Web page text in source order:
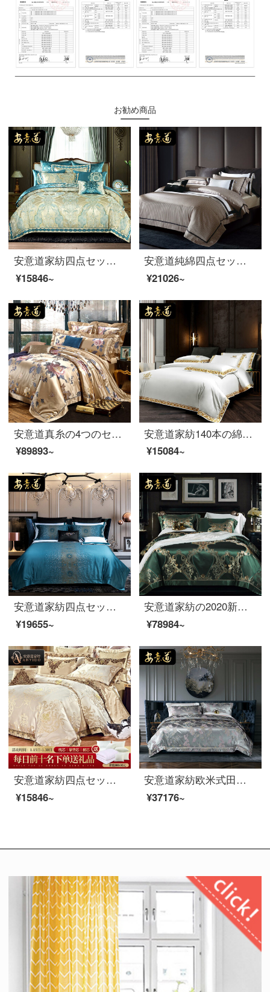
お勧め商品
安意道家紡四点セット純綿高精密貢サテン寝具豪華な欧風高級大花シーツ布団セットベッド用品セットMack華菲-翠緑色シーツ四点セット1.5 Mベッド
¥15846~
安意道純綿四点セット140本の綿綿の全綿の寝具ハイエンドの軽贅沢な現代シンプルな花エジプト綿シーツカバー釉薬セット1.8 M/2.0 Mベッド（220*240の芯に適合）
¥21026~
安意道真糸の4つのセットの重さのポンド100%の桑蚕糸布団セットを注文しました。ベッド笠裸寝シルクのシーツ布団セットの寝具セットは夢芳华のようです。
¥89893~
安意道家紡140本の綿の4つのセットの綿の純綿の寝具現代シンプルな風の古典的な純色のシーツの布団カバーの4つのセットのウィルホワイト-4つのカバーのシーツのタイプは2.0 Mベッドです。
¥15084~
安意道家紡四点セットの綿純綿140本の綿の豪華な色織のジャカード全綿高級別荘の寝具シーツカバーロイヤルジル(青)-四点セットの1.8メートルベッド(220*240芯に適合)
¥19655~
安意道家紡の2020新型は桑蚕糸の重さを100%発売します。34 mのシルクの4点セットの欧風豪華別荘の寝具1.8 m-2 mベッドのきらきら光る星明かり-34 m 1.8 mベッド
¥78984~
安意道家紡四点セットベッド用品欧式ハイエンドベッド用品高精高密貢服飾布団カバー別荘見本板間多点セット伊人ファッションシーツ様式四点セット1.5 mベッド（200*230芯に適合）
¥15846~
安意道家紡欧米式田園花卉色織花真糸四点セットのシーツ様式別荘見本室純綿シルクダブルスペーサー寝具セットの佳美娜-25 m 1.8 mベッド（220*240の芯に適合）
¥37176~